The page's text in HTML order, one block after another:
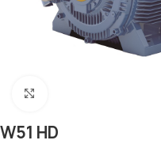
W51 HD